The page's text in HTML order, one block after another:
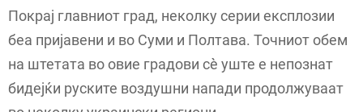
Покрај главниот град, неколку серии експлозии
беа пријавени и во Суми и Полтава. Точниот обем
на штетата во овие градови сè уште е непознат
бидејќи руските воздушни напади продолжуваат